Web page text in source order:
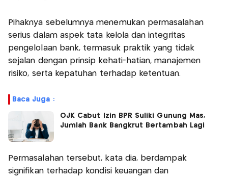
Pihaknya sebelumnya menemukan permasalahan
serius dalam aspek tata kelola dan integritas
pengelolaan bank, termasuk praktik yang tidak
sejalan dengan prinsip kehati-hatian, manajemen
risiko, serta kepatuhan terhadap ketentuan.
Baca Juga :
OJK Cabut Izin BPR Suliki Gunung Mas,
Jumlah Bank Bangkrut Bertambah Lagi
Permasalahan tersebut, kata dia, berdampak
signifikan terhadap kondisi keuangan dan